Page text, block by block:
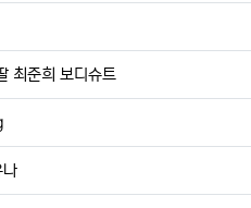
최준희 보디슈트